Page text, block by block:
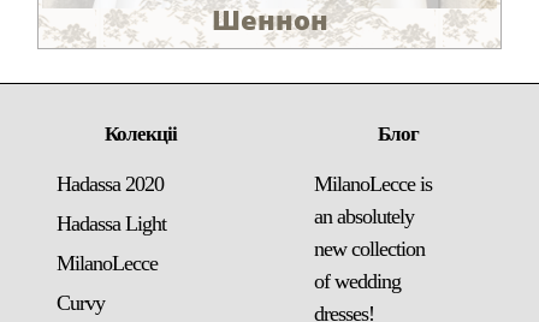
Шеннон
Колекціі
Hadassa 2020
Hadassa Light
MilanoLecce
Curvy
Блог
MilanoLecce is
an absolutely
new collection
of wedding
dresses!